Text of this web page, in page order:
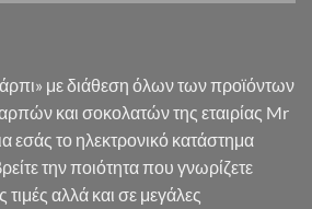
με διάθεση όλων των προϊόντων
και σοκολατών της εταιρίας Mr
εσάς το ηλεκτρονικό κατάστημα
την ποιότητα που γνωρίζετε
τιμές αλλά και σε μεγάλες